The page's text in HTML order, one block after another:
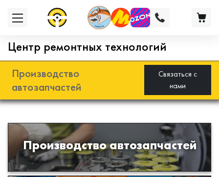
Центр ремонтных технологий
Производство
автозапчастей
Связаться с
нами
Производство автозапчастей
Разработка и производство деталей
из эластомеров для подвески
автомобиля